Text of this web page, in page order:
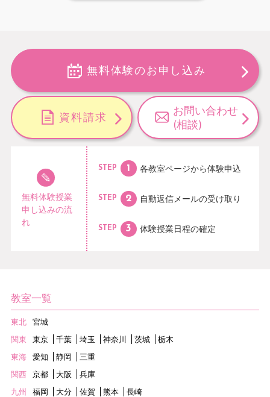
無料体験のお申し込み
資料請求
お問い合わせ
(相談)
無料体験授業
申し込みの流
れ
STEP 各教室ページから体験申込
STEP 自動返信メールの受け取り
STEP 体験授業日程の確定
教室一覧
東北
宮城
関東
東京 千葉 埼玉 神奈川 茨城
栃木
東海
愛知 静岡
三重
関西
京都 大阪
兵庫
九州
福岡 大分 佐賀 熊本
長崎